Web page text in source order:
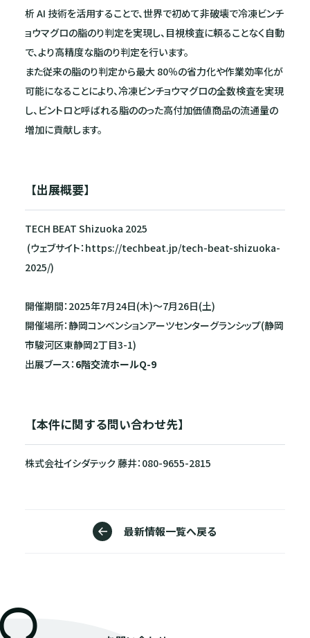
析 AI 技術を活用することで、世界で初めて非破壊で冷凍ビンチ
ョウマグロの脂のり判定を実現し、目視検査に頼ることなく自動
で、より高精度な脂のり判定を行います。
また従来の脂のり判定から最大 80％の省力化や作業効率化が
可能になることにより、冷凍ビンチョウマグロの全数検査を実現
し、ビントロと呼ばれる脂ののった高付加価値商品の流通量の
増加に貢献します。
【出展概要】
TECH BEAT Shizuoka 2025
(ウェブサイト：https://techbeat.jp/tech-beat-shizuoka-
2025/)
開催期間：2025年7月24日(木)～7月26日(土)
開催場所：静岡コンベンションアーツセンターグランシップ(静岡
市駿河区東静岡2丁目3-1)
出展ブース： 6階交流ホールQ-9
【本件に関する問い合わせ先】
株式会社イシダテック 藤井：080-9655-2815
最新情報一覧へ戻る